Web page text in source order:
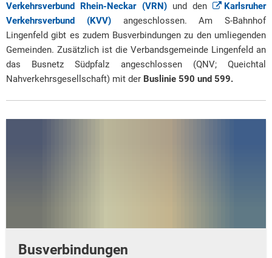
Verkehrsverbund Rhein-Neckar (VRN) und den
Karlsruher
Verkehrsverbund (KVV)
angeschlossen. Am S-Bahnhof
Lingenfeld gibt es zudem Busverbindungen zu den umliegenden
Gemeinden. Zusätzlich ist die Verbandsgemeinde Lingenfeld an
das Busnetz Südpfalz angeschlossen (QNV; Queichtal
Nahverkehrsgesellschaft) mit der Buslinie 590 und 599.
Busverbindungen